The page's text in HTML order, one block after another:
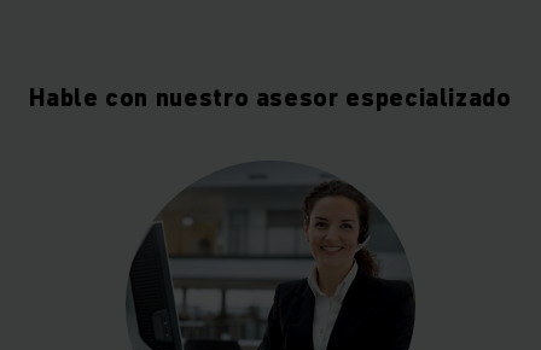
Hable con nuestro asesor especializado